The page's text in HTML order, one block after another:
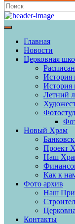
Search
for:
Главная
Новости
Церковная
История
История
Летний
Новый Храм
Проект
Наш
Как к
Фото архив
Наш
Контакты